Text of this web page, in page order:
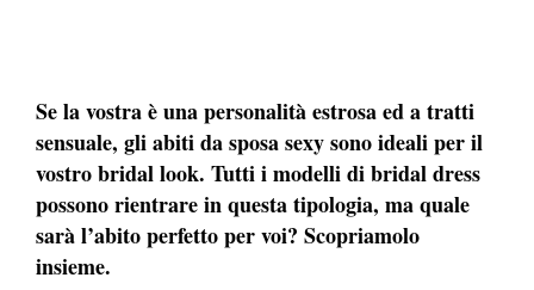
Se la vostra è una personalità estrosa ed a tratti
sensuale, gli abiti da sposa sexy sono ideali per il
vostro bridal look. Tutti i modelli di bridal dress
possono rientrare in questa tipologia, ma quale
sarà l’abito perfetto per voi? Scopriamolo
insieme.